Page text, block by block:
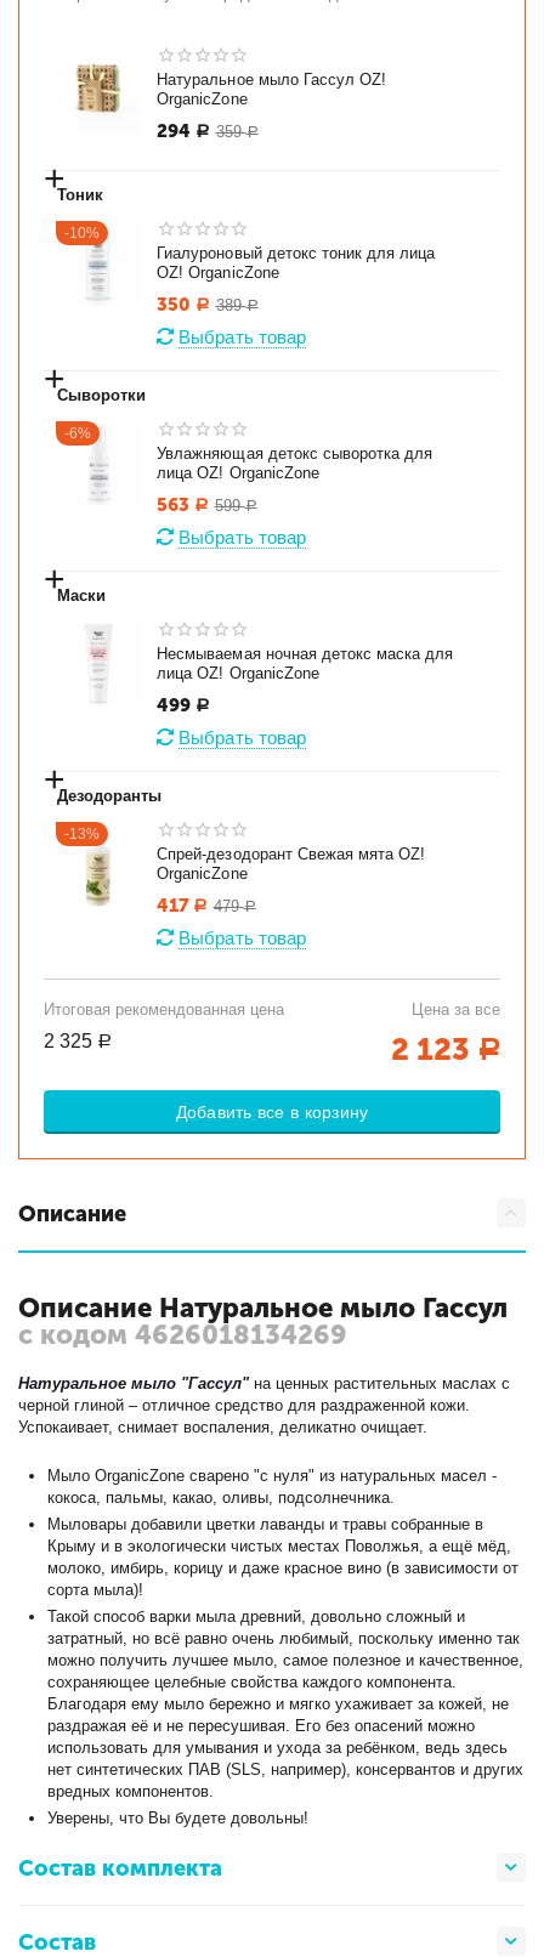
Натуральное мыло Гассул OZ!
OrganicZone
294 Р 359 Р
+Тоник
-10%
Гиалуроновый детокс тоник для лица
OZ! OrganicZone
350 Р 389 Р
Выбрать товар
+Сыворотки
-6%
Увлажняющая детокс сыворотка для
лица OZ! OrganicZone
563 Р 599 Р
Выбрать товар
+Маски
Несмываемая ночная детокс маска для
лица OZ! OrganicZone
499 Р
Выбрать товар
+Дезодоранты
-13%
Спрей-дезодорант Свежая мята OZ!
OrganicZone
417 Р 479 Р
Выбрать товар
Итоговая рекомендованная цена
2 325 Р
Цена за все
2 123 Р
Добавить все в корзину
Описание
Описание Натуральное мыло Гассул
с кодом 4626018134269
Натуральное мыло "Гассул"на ценных растительных маслах с
черной глиной – отличное средство для раздраженной кожи.
Успокаивает, снимает воспаления, деликатно очищает.
Мыло OrganicZone сварено "с нуля" из натуральных масел -
кокоса, пальмы, какао, оливы, подсолнечника.
Мыловары добавили цветки лаванды и травы собранные в
Крыму и в экологически чистых местах Поволжья, а ещё мёд,
молоко, имбирь, корицу и даже красное вино (в зависимости от
сорта мыла)!
Такой способ варки мыла древний, довольно сложный и
затратный, но всё равно очень любимый, поскольку именно так
можно получить лучшее мыло, самое полезное и качественное,
сохраняющее целебные свойства каждого компонента.
Благодаря ему мыло бережно и мягко ухаживает за кожей, не
раздражая её и не пересушивая. Его без опасений можно
использовать для умывания и ухода за ребёнком, ведь здесь
нет синтетических ПАВ (SLS, например), консервантов и других
вредных компонентов.
Уверены, что Вы будете довольны!
Состав комплекта
Состав